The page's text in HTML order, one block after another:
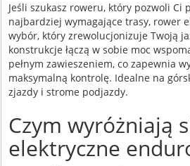
Jeśli szukasz roweru, który pozwoli Ci
najbardziej wymagające trasy, rower
wybór, który zrewolucjonizuje Twoją
konstrukcje łączą w sobie moc
pełnym zawieszeniem, co zapewnia
maksymalną kontrolę. Idealne na
zjazdy i strome podjazdy.
Czym wyróżniają
elektryczne